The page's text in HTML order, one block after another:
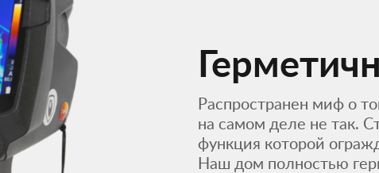
Распространен миф о
на самом деле не так.
функция которой
Наш дом полностью